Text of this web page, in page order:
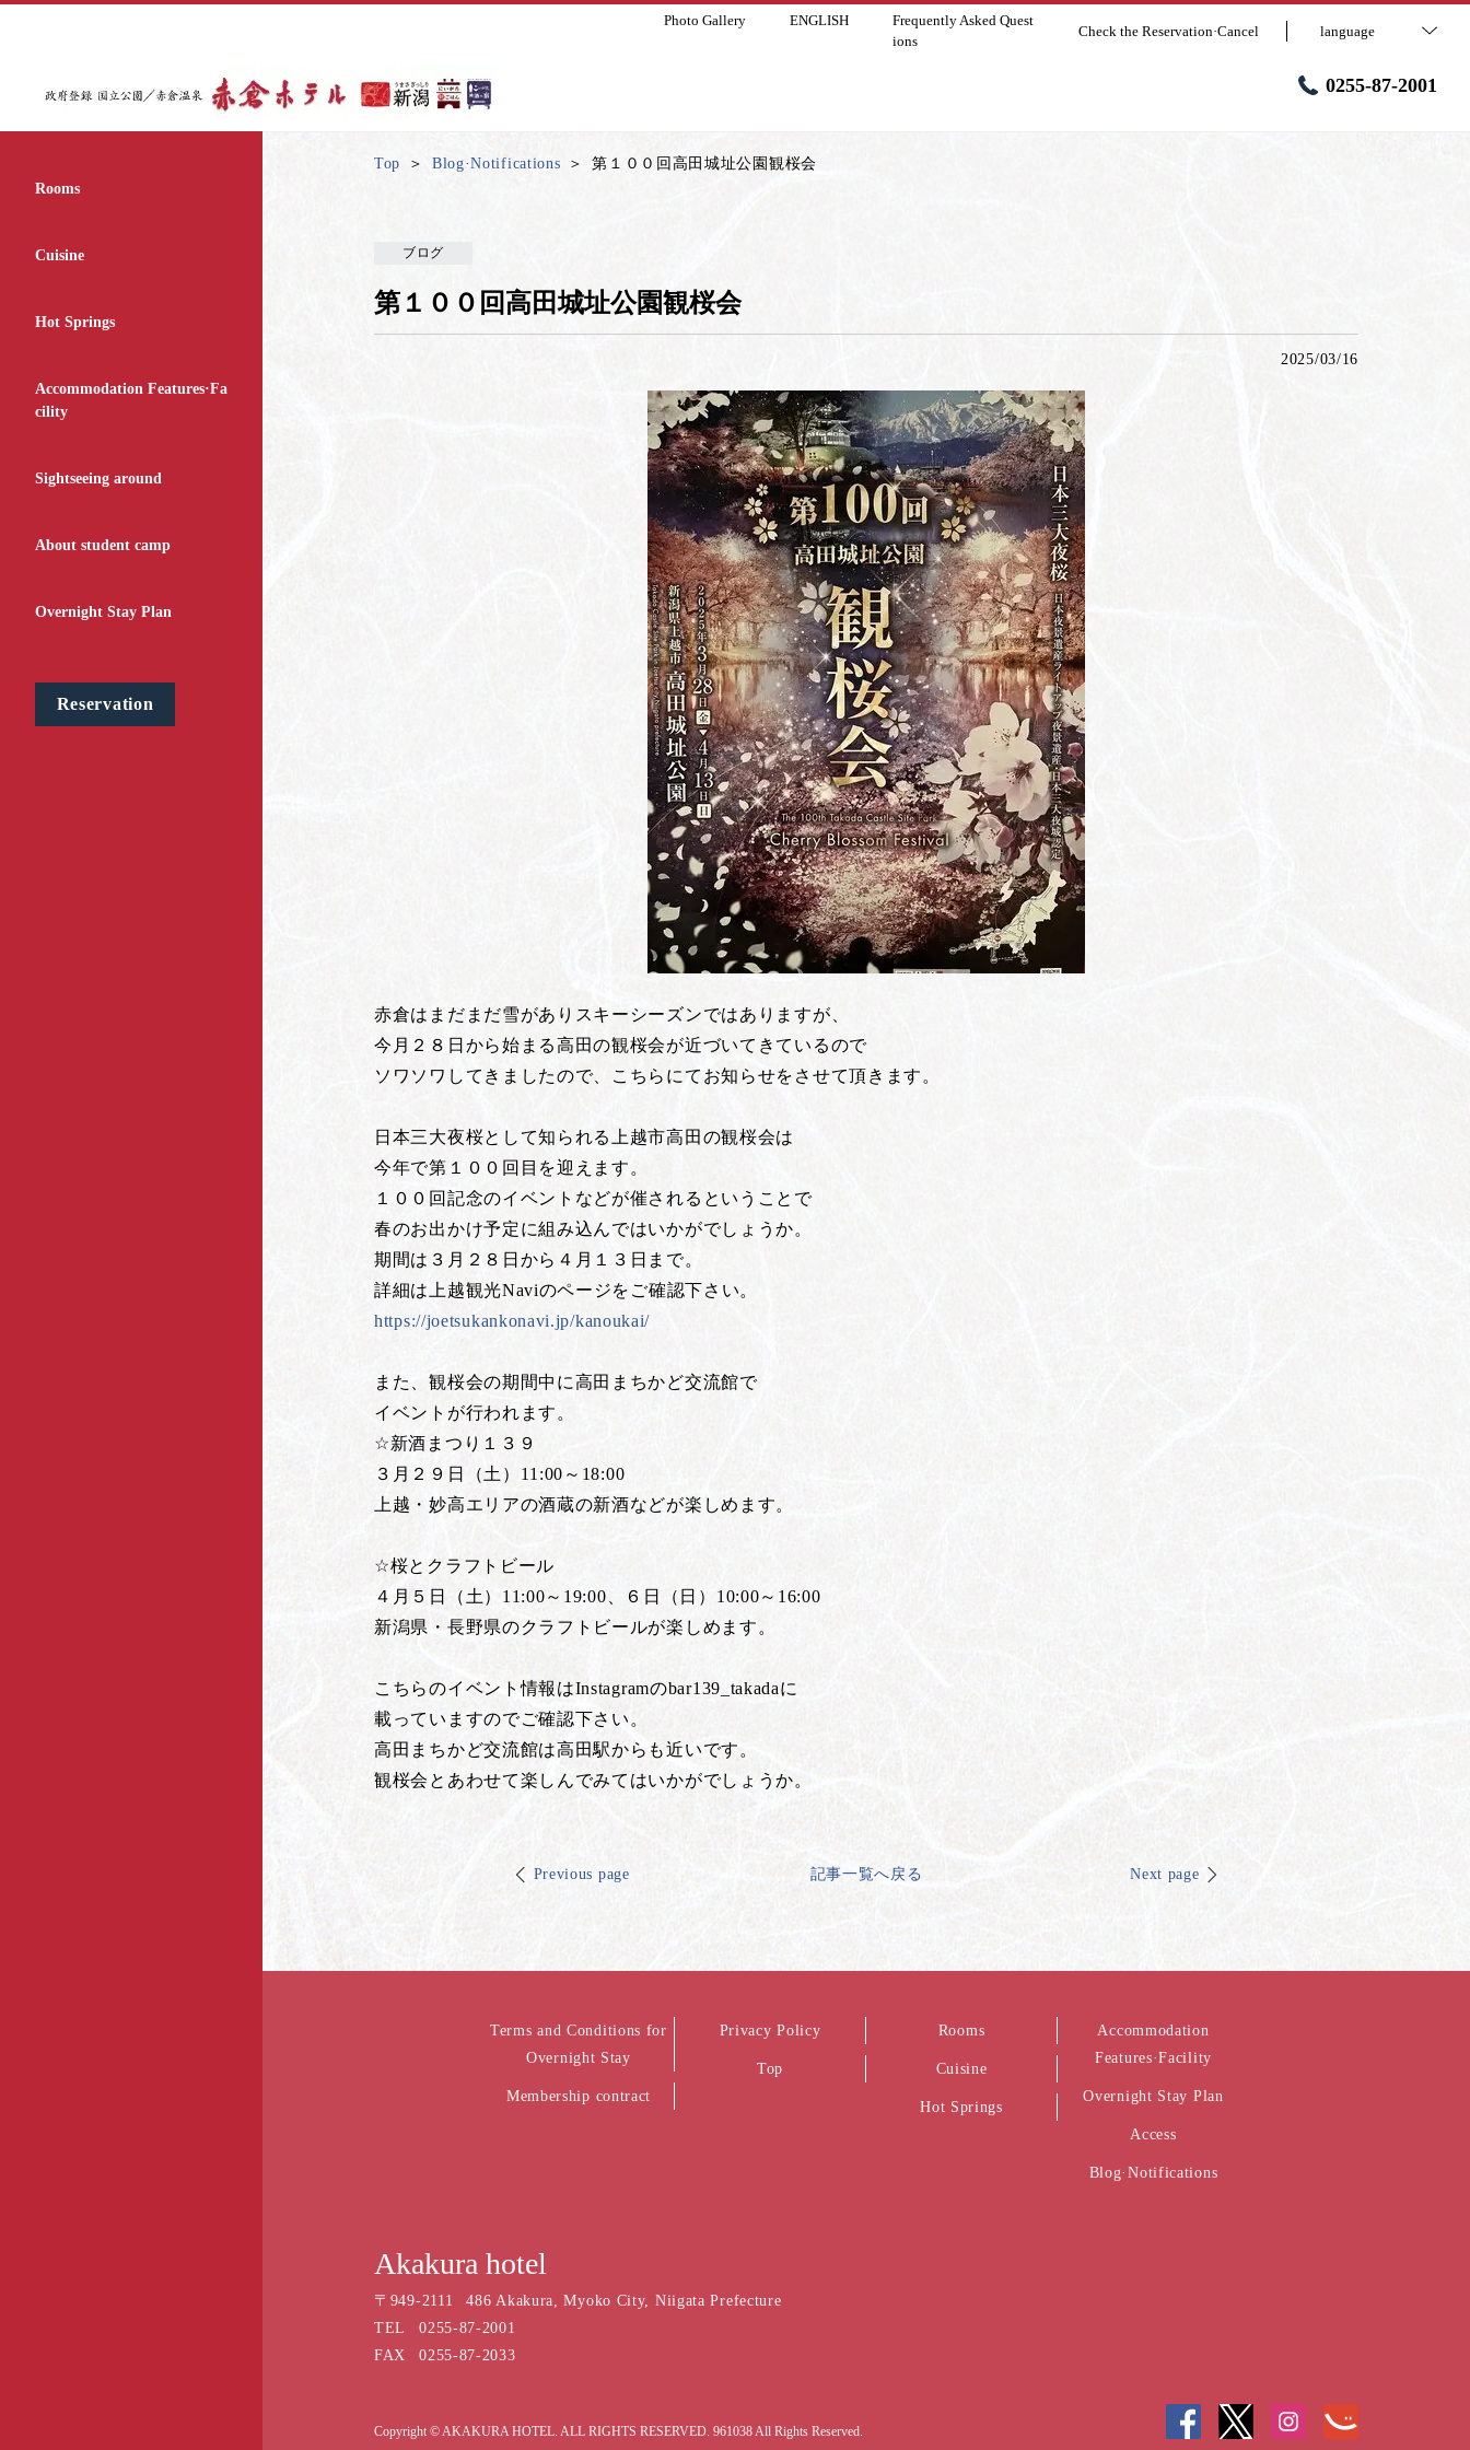
Photo Gallery ENGLISH
Frequently Asked Quest
ions
Check the Reservation·Cancel language
0255-87-2001
Rooms
Cuisine
Hot Springs
Accommodation Features·Fa
cility
Sightseeing around
About student camp
Overnight Stay Plan
Reservation
Top Blog·Notifications 第１００回高田城址公園観桜会
ブログ
第１００回高田城址公園観桜会
2025/03/16
赤倉はまだまだ雪がありスキーシーズンではありますが、
今月２８日から始まる高田の観桜会が近づいてきているので
ソワソワしてきましたので、こちらにてお知らせをさせて頂きます。
日本三大夜桜として知られる上越市高田の観桜会は
今年で第１００回目を迎えます。
１００回記念のイベントなどが催されるということで
春のお出かけ予定に組み込んではいかがでしょうか。
期間は３月２８日から４月１３日まで。
詳細は上越観光Naviのページをご確認下さい。
https://joetsukankonavi.jp/kanoukai/
また、観桜会の期間中に高田まちかど交流館で
イベントが行われます。
☆新酒まつり１３９
３月２９日（土）11:00～18:00
上越・妙高エリアの酒蔵の新酒などが楽しめます。
☆桜とクラフトビール
４月５日（土）11:00～19:00、６日（日）10:00～16:00
新潟県・長野県のクラフトビールが楽しめます。
こちらのイベント情報はInstagramのbar139_takadaに
載っていますのでご確認下さい。
高田まちかど交流館は高田駅からも近いです。
観桜会とあわせて楽しんでみてはいかがでしょうか。
Previous page 記事一覧へ戻る Next page
Terms and Conditions for
Overnight Stay
Membership contract
Privacy Policy
Top
Rooms
Cuisine
Hot Springs
Accommodation
Features·Facility
Overnight Stay Plan
Access
Blog·Notifications
Akakura hotel
〒 949-2111
486 Akakura, Myoko City, Niigata Prefecture
TEL
0255-87-2001
FAX
0255-87-2033
Copyright © AKAKURA HOTEL. ALL RIGHTS RESERVED. 961038 All Rights Reserved.